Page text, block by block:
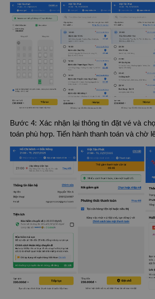
Bước 4: Xác nhận lại thông tin đặt vé và
toán phù hợp. Tiến hành thanh toán và chờ